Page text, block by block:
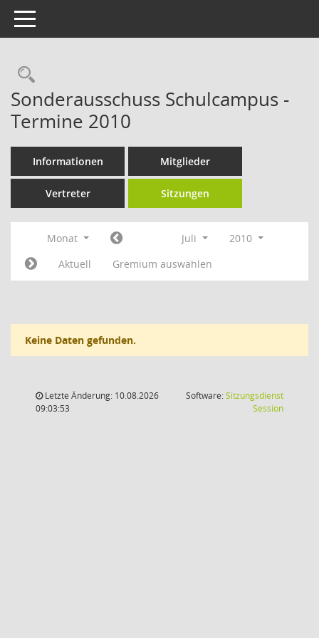
Toggle navigation
Rechercheauswahl
Sonderausschuss Schulcampus -
Termine 2010
Informationen Mitglieder
Vertreter Sitzungen
Monat Juli
2010
Aktuell
Gremium auswählen
Keine Daten gefunden.
Letzte Änderung: 10.08.2026
09:03:53
Software:Sitzungsdienst
Session(Wird in